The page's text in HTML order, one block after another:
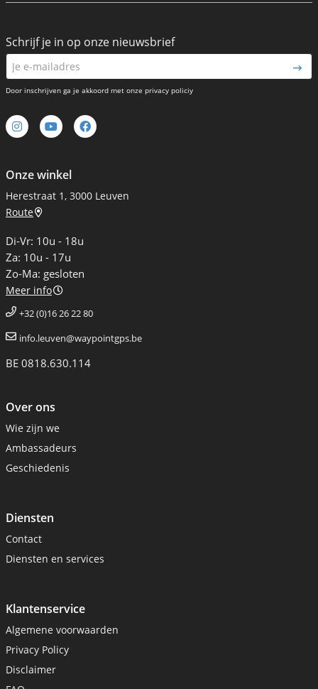
Onze winkel
Herestraat 1, 3000 Leuven
Route
Di-Vr: 10u - 18u
Za: 10u - 17u
Zo-Ma: gesloten
Meer info
+32 (0)16 26 22 80
info.leuven@waypointgps.be
BE 0818.630.114
Over ons
Wie zijn we
Ambassadeurs
Geschiedenis
Diensten
Contact
Diensten en services
Klantenservice
Algemene voorwaarden
Privacy Policy
Disclaimer
Schrijf je in op onze nieuwsbrief
Door inschrijven ga je akkoord met onze privacy policiy